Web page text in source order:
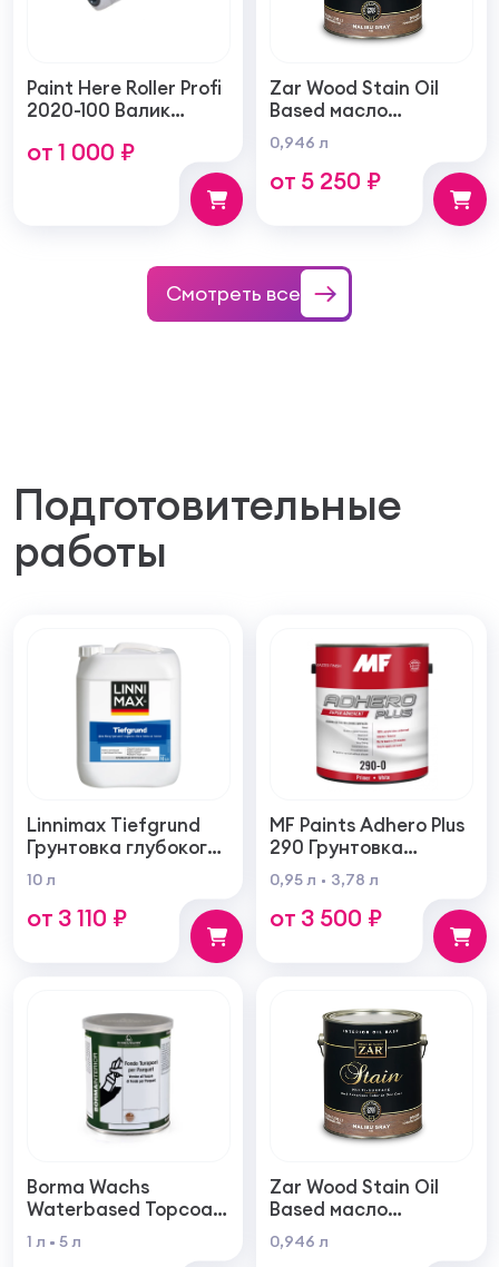
Paint Here Roller Profi
2020-100 Валик
тонкую гладкую
структуру покрытия
от 1 000 ₽
Zar Wood Stain Oil
Based масло
тонирующая по
дереву
0,946 л
от 5 250 ₽
Смотреть все
Подготовительные
работы
Linnimax Tiefgrund
Грунтовка глубокого
проникновения для
внутренних и
наружных работ
10 л
от 3 110 ₽
MF Paints Adhero Plus
290 Грунтовка
высшего качества из
100% акрилового
латекса для
0,95 л 3,78 л
от 3 500 ₽
Borma Wachs
Waterbased Topcoat
Varnish For Parquet
Грунт для паркета на
1 л 5 л
Zar Wood Stain Oil
Based масло
тонирующая по
дереву
0,946 л